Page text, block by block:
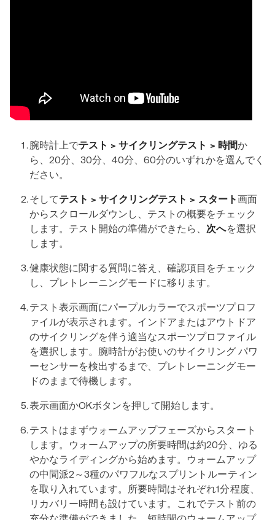
腕時計上でテスト > サイクリングテスト > 時間か
ら、20分、30分、40分、60分のいずれかを選んでく
ださい。
そしてテスト > サイクリングテスト > スタート 画面
からスクロールダウンし、テストの概要をチェック
します。テスト開始の準備ができたら、 次へを選択
します。
健康状態に関する質問に答え、確認項目をチェック
し、プレトレーニングモードに移ります。
テスト表示画面にパープルカラーでスポーツプロフ
ァイルが表示されます。インドアまたはアウトドア
のサイクリングを伴う適当なスポーツプロファイル
を選択します。腕時計がお使いのサイクリング パワ
ーセンサーを検出するまで、プレトレーニングモー
ドのままで待機します。
表示画面かOKボタンを押して開始します。
テストはまずウォームアップフェーズからスタート
します。ウォームアップの所要時間は約20分、ゆる
やかなライディングから始めます。ウォームアップ
の中間派2～3種のパワフルなスプリントルーティン
を取り入れています。所要時間はそれぞれ1分程度、
リカバリー時間も設けています。これでテスト前の